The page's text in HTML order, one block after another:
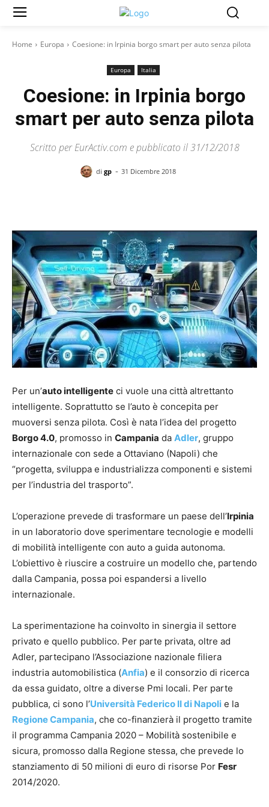
Home Europa Coesione: in Irpinia borgo smart per auto senza pilota
Europa Italia
Coesione: in Irpinia borgo
smart per auto senza pilota
Scritto per EurActiv.com e pubblicato il 31/12/2018
di gp - 31 Dicembre 2018
Per un’auto intelligente ci vuole una città altrettanto
intelligente. Soprattutto se l’auto è concepita per
muoversi senza pilota. Così è nata l’idea del progetto
Borgo 4.0, promosso in Campania da Adler, gruppo
internazionale con sede a Ottaviano (Napoli) che
“progetta, sviluppa e industrializza componenti e sistemi
per l’industria del trasporto”.
L’operazione prevede di trasformare un paese dell’Irpinia
in un laboratorio dove sperimentare tecnologie e modelli
di mobilità intelligente con auto a guida autonoma.
L’obiettivo è riuscire a costruire un modello che, partendo
dalla Campania, possa poi espandersi a livello
internazionale.
La sperimentazione ha coinvolto in sinergia il settore
privato e quello pubblico. Per parte privata, oltre ad
Adler, partecipano l’Associazione nazionale filiera
industria automobilistica (Anfia) e il consorzio di ricerca
da essa guidato, oltre a diverse Pmi locali. Per parte
pubblica, ci sono l’Università Federico II di Napoli e la
Regione Campania, che co-finanzierà il progetto tramite
il programma Campania 2020 – Mobilità sostenibile e
sicura, promosso dalla Regione stessa, che prevede lo
stanziamento di 50 milioni di euro di risorse Por Fesr
2014/2020.